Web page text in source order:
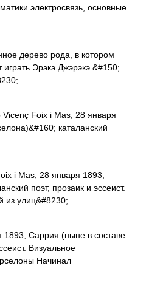
электросвязь, основные
дерево рода, в котором
Эрэкэ Джэрэкэ &#150;
…
Foix i Mas; 28 января
каталанский
i Mas; 28 января 1893,
поэт, прозаик и эссеист.
из улиц&#8230; …
Саррия (ныне в составе
Визуальное
Начинал